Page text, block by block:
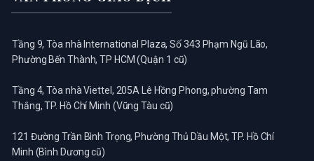
VĂN PHÒNG GIAO DỊCH
Tầng 9, Tòa nhà International Plaza, Số 343 Phạm Ngũ Lão,
Tầng 4, Tòa nhà Viettel, 205A Lê Hồng Phong, phường Tam
121 Đường Trần Bình Trọng, Phường Thủ Dầu Một, TP. Hồ Chí